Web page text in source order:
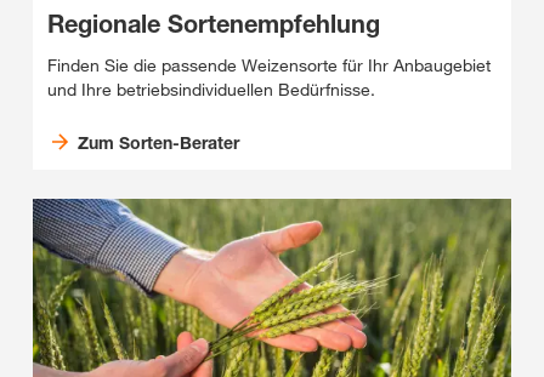
Regionale Sortenempfehlung
Finden Sie die passende Weizensorte für Ihr Anbaugebiet
und Ihre betriebsindividuellen Bedürfnisse.
Zum Sorten-Berater